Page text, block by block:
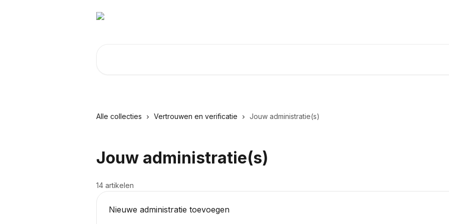
Alle collecties Vertrouwen en verificatie Jouw administratie(s)
Jouw administratie(s)
14 artikelen
Nieuwe administratie toevoegen